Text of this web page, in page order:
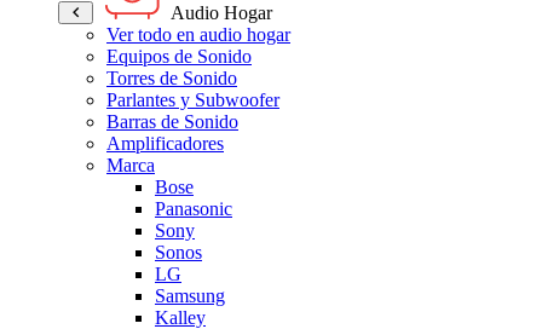
Audio Hogar
Ver todo en audio hogar
Equipos de Sonido
Torres de Sonido
Parlantes y Subwoofer
Barras de Sonido
Amplificadores
Marca
Bose
Panasonic
Sony
Sonos
LG
Samsung
Kalley